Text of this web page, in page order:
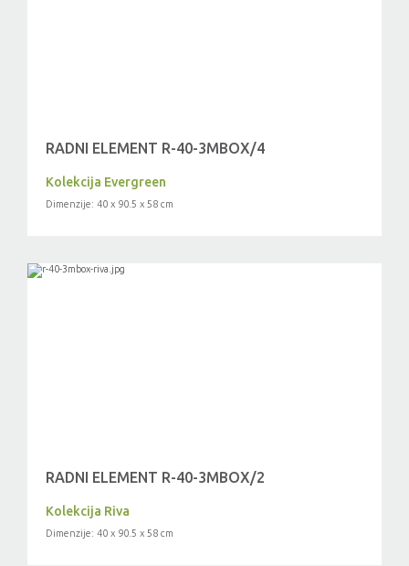
RADNI ELEMENT R-40-3MBOX/4
Kolekcija Evergreen
Dimenzije: 40 x 90.5 x 58 cm
RADNI ELEMENT R-40-3MBOX/2
Kolekcija Riva
Dimenzije: 40 x 90.5 x 58 cm